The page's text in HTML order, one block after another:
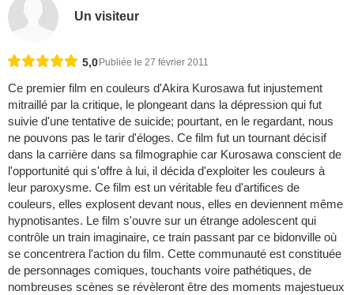
Un visiteur
5,0 Publiée le 27 février 2011
Ce premier film en couleurs d'Akira Kurosawa fut injustement
mitraillé par la critique, le plongeant dans la dépression qui fut
suivie d'une tentative de suicide; pourtant, en le regardant, nous
ne pouvons pas le tarir d'éloges. Ce film fut un tournant décisif
dans la carrière dans sa filmographie car Kurosawa conscient de
l'opportunité qui s'offre à lui, il décida d'exploiter les couleurs à
leur paroxysme. Ce film est un véritable feu d'artifices de
couleurs, elles explosent devant nous, elles en deviennent même
hypnotisantes. Le film s'ouvre sur un étrange adolescent qui
contrôle un train imaginaire, ce train passant par ce bidonville où
se concentrera l'action du film. Cette communauté est constituée
de personnages comiques, touchants voire pathétiques, de
nombreuses scènes se révèleront être des moments majestueux